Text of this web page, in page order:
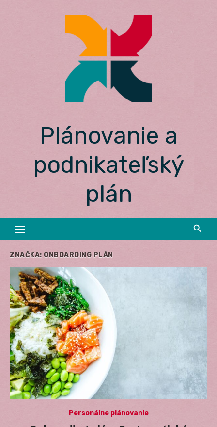
Plánovanie a
podnikateľský
plán
ZNAČKA: ONBOARDING PLÁN
Personálne plánovanie